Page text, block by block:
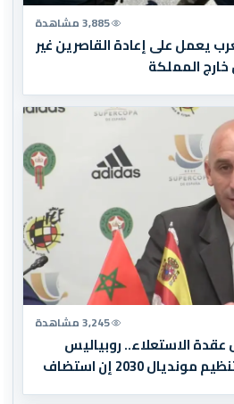
3,885 مشاهدة
يعمل على إعادة القاصرين غير
المملكة
3,245 مشاهدة
الاستعلاء.. روبياليس
يطالب بالانسحاب من تنظيم مونديال 2030 إن استضاف